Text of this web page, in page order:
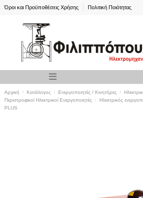
Όροι και Προϋποθέσεις Χρήσης Πολιτική Ποιότητας
Αρχική Κατάλογος Ενεργοποιητές / Κινητήρες
Περιστροφικοί Ηλεκτρικοί Ενεργοποιητές
Ηλεκτρικός
PLUS